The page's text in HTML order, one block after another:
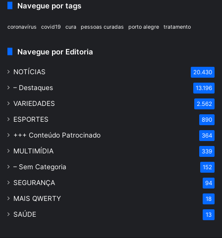
Navegue por tags
coronavírus covid19 cura pessoas curadas porto alegre tratamento
Navegue por Editoria
NOTÍCIAS 20.430
– Destaques 13.196
VARIEDADES 2.562
ESPORTES 890
+++ Conteúdo Patrocinado 364
MULTIMÍDIA 339
– Sem Categoria 152
SEGURANÇA 94
MAIS QWERTY 18
SAÚDE 13